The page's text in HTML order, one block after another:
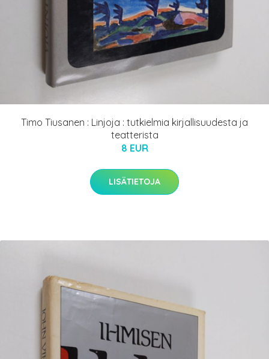
Timo Tiusanen : Linjoja : tutkielmia kirjallisuudesta ja
teatterista
8 EUR
LISÄTIETOJA